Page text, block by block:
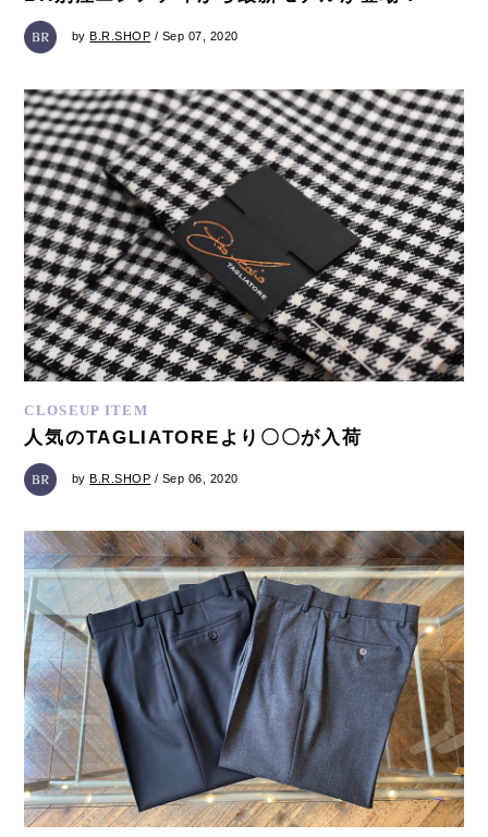
byB.R.SHOP / Sep 07, 2020
CLOSEUP ITEM
人気のTAGLIATOREより〇〇が入荷
byB.R.SHOP / Sep 06, 2020